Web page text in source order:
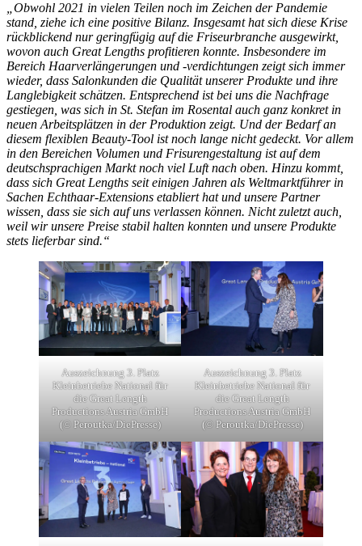
„Obwohl 2021 in vielen Teilen noch im Zeichen der Pandemie
stand, ziehe ich eine positive Bilanz. Insgesamt hat sich diese Krise
rückblickend nur geringfügig auf die Friseurbranche ausgewirkt,
wovon auch Great Lengths profitieren konnte. Insbesondere im
Bereich Haarverlängerungen und -verdichtungen zeigt sich immer
wieder, dass Salonkunden die Qualität unserer Produkte und ihre
Langlebigkeit schätzen. Entsprechend ist bei uns die Nachfrage
gestiegen, was sich in St. Stefan im Rosental auch ganz konkret in
neuen Arbeitsplätzen in der Produktion zeigt. Und der Bedarf an
diesem flexiblen Beauty-Tool ist noch lange nicht gedeckt. Vor allem
in den Bereichen Volumen und Frisurengestaltung ist auf dem
deutschsprachigen Markt noch viel Luft nach oben. Hinzu kommt,
dass sich Great Lengths seit einigen Jahren als Weltmarktführer in
Sachen Echthaar-Extensions etabliert hat und unsere Partner
wissen, dass sie sich auf uns verlassen können. Nicht zuletzt auch,
weil wir unsere Preise stabil halten konnten und unsere Produkte
stets lieferbar sind.“
Auszeichnung 3. Platz
Kleinbetriebe National für
die Great Length
Productions Austria GmbH
(© Peroutka/DiePresse)
Auszeichnung 3. Platz
Kleinbetriebe National für
die Great Length
Productions Austria GmbH
(© Peroutka/DiePresse)